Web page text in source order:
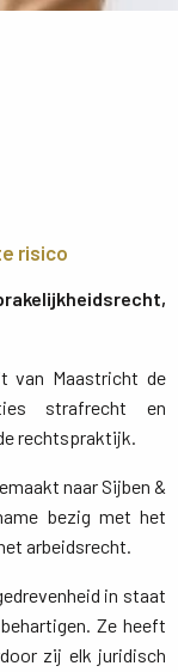
risico
van Maastricht de
strafrecht en
rechtspraktijk.
naar Sijben &
bezig met het
arbeidsrecht.
in staat
Ze heeft
zij elk juridisch